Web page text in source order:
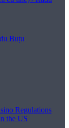
Buțu
Regulations
the US